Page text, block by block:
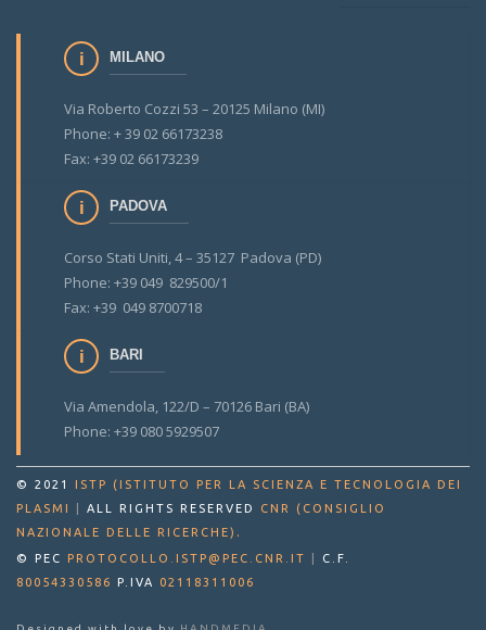
MILANO
Via Roberto Cozzi 53 – 20125 Milano (MI)
Phone: + 39 02 66173238
Fax: +39 02 66173239
PADOVA
Corso Stati Uniti, 4 – 35127 Padova (PD)
Phone: +39 049 829500/1
Fax: +39 049 8700718
BARI
Via Amendola, 122/D – 70126 Bari (BA)
Phone: +39 080 5929507
© 2021
ISTP (ISTITUTO PER LA SCIENZA E TECNOLOGIA DEI
PLASMI
ALL RIGHTS RESERVED
CNR (CONSIGLIO
NAZIONALE DELLE RICERCHE) .
© PEC PROTOCOLLO.ISTP@PEC.CNR.IT
C.F.
80054330586 P.IVA 02118311006